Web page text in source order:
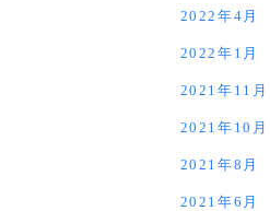
2022年4月
2022年1月
2021年11月
2021年10月
2021年8月
2021年6月